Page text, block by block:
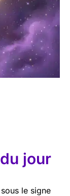
jour
le signe